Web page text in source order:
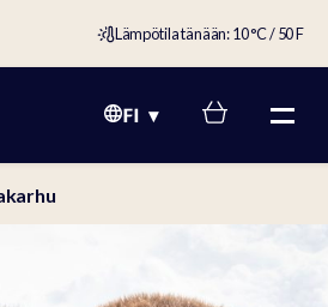
Lämpötila tänään: 10 °C / 50 F
FI